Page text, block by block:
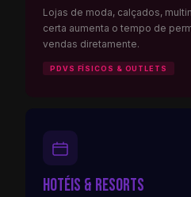
Lojas de moda, calçados,
certa aumenta o tempo de
vendas diretamente.
PDVS FÍSICOS & OUTLETS
Hotéis & Resorts